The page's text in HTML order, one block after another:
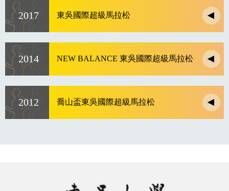
2017 東吳國際超級馬拉松
2014 NEW BALANCE 東吳國際超級馬拉松
2012 喬山盃東吳國際超級馬拉松